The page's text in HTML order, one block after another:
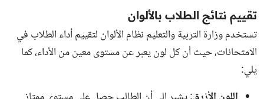
تقييم نتائج الطلاب بالألوان
تستخدم وزارة التربية والتعليم نظام الألوان لتقييم أداء الطلاب في
الامتحانات، حيث أن كل لون يعبر عن مستوى معين من الأداء، كما
يلي: